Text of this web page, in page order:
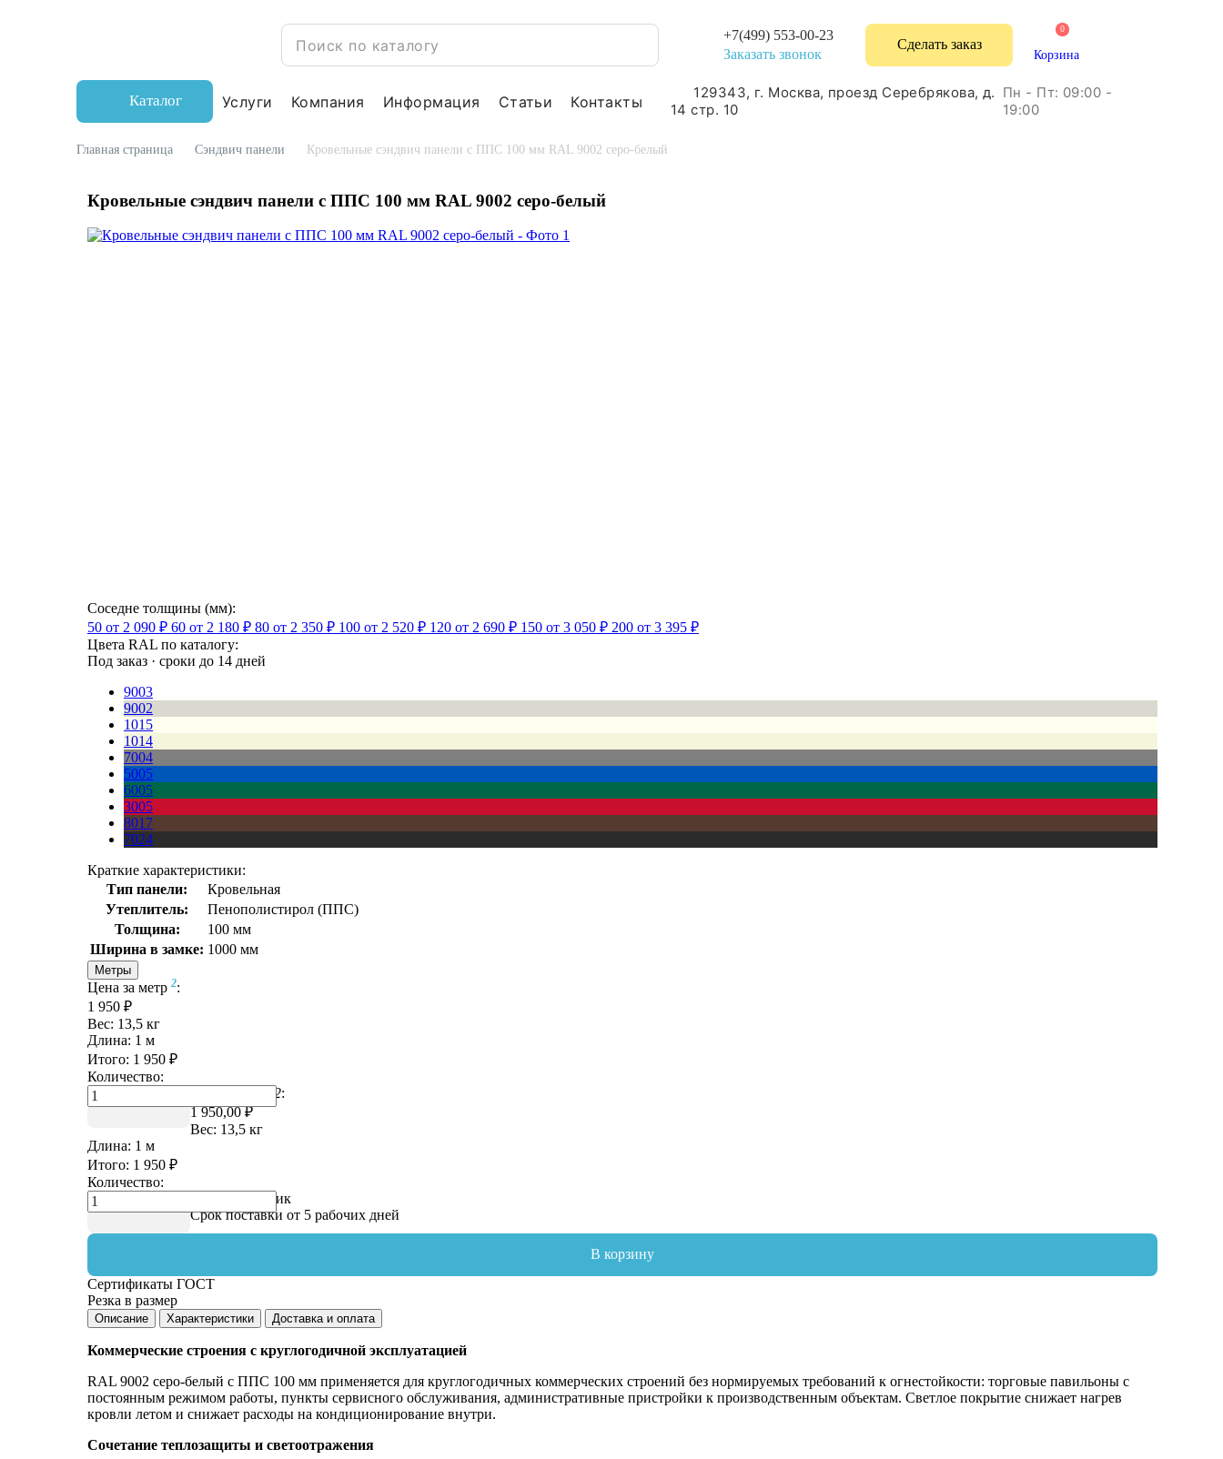
+7(499) 553-00-23
Заказать звонок
Сделать заказ
0
Корзина
Каталог Услуги Компания Информация Статьи Контакты
129343, г. Москва, проезд Серебрякова, д.
14 стр. 10
Пн - Пт: 09:00 -
19:00
Главная страница Сэндвич панели Кровельные сэндвич панели с ППС 100 мм RAL 9002 серо-белый
Кровельные сэндвич панели с ППС 100 мм RAL 9002 серо-белый
Соседне толщины (мм):
50 от 2 090 ₽ 60 от 2 180 ₽ 80 от 2 350 ₽ 100 от 2 520 ₽ 120 от 2 690 ₽ 150 от 3 050 ₽ 200 от 3 395 ₽
Цвета RAL по каталогу:
Под заказ · сроки до 14 дней
9003
9002
1015
1014
7004
5005
6005
3005
8017
7024
Краткие характеристики:
Тип панели:
Кровельная
Утеплитель:
Пенополистирол (ППС)
Толщина:
100 мм
Ширина в замке: 1000 мм
Метры
Цена за метр 2:
1 950 ₽
Вес: 13,5 кг
Длина: 1 м
Итого: 1 950 ₽
Количество:
2:
1 950,00 ₽
Вес: 13,5 кг
Длина: 1 м
Итого: 1 950 ₽
Количество:
В корзину
Купить в 1 клик
Срок поставки от 5 рабочих дней
Сертификаты ГОСТ
Резка в размер
Описание Характеристики Доставка и оплата
Коммерческие строения с круглогодичной эксплуатацией
RAL 9002 серо-белый с ППС 100 мм применяется для круглогодичных коммерческих строений без нормируемых требований к огнестойкости: торговые павильоны с
постоянным режимом работы, пункты сервисного обслуживания, административные пристройки к производственным объектам. Светлое покрытие снижает нагрев
кровли летом и снижает расходы на кондиционирование внутри.
Сочетание теплозащиты и светоотражения